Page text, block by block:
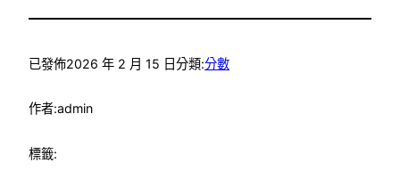
已發佈2026 年 2 月 15 日分類:分數
作者:admin
標籤: